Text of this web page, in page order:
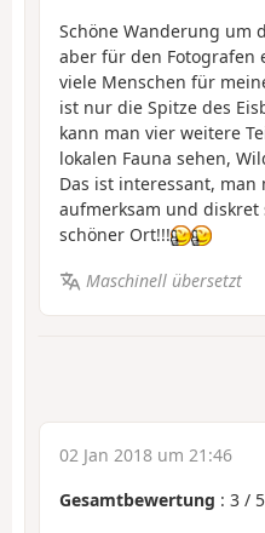
Schöne Wanderung um
aber für den Fotografen
viele Menschen für
ist nur die Spitze des
kann man vier weitere
lokalen Fauna sehen,
Das ist interessant,
aufmerksam und diskret
schöner Ort!!!
Maschinell übersetzt
02 Jan 2018 um 21:46
Gesamtbewertung : 3 / 5